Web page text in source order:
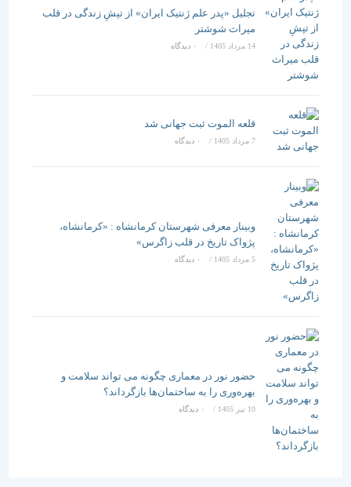
تجلیل «پدر علم ژنتیک ایران» از تپشِ زندگی در قلب
میراث شوشتر
14 مرداد 1405 / ۰ دیدگاه
قلعه الموت ثبت جهانی شد
/ ۰ دیدگاه
وبینار معرفی شهرستان کرمانشاه : «کرمانشاه،
پژواک تاریخ در قلب زاگرس»
5 مرداد 1405 / ۰ دیدگاه
حضور نور در معماری چگونه می تواند سلامت و
بهره‌وری را به ساختمان‌ها بازگرداند؟
/ ۰ دیدگاه